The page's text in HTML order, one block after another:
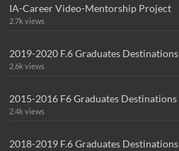
IA-Career Video-Mentorship Project
2.7k views
2019-2020 F.6 Graduates Destinations
2.6k views
2015-2016 F6 Graduates Destinations
2.4k views
2018-2019 F.6 Graduates Destinations